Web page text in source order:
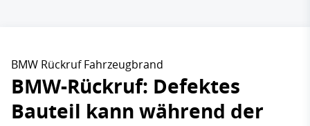
BMW Rückruf Fahrzeugbrand
BMW-Rückruf: Defektes
Bauteil kann während der